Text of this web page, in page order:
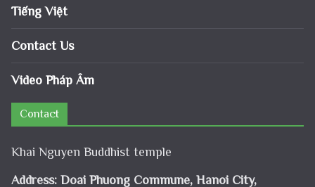
Tiếng Việt
Contact Us
Video Pháp Âm
Contact
Khai Nguyen Buddhist temple
Address: Doai Phuong Commune, Hanoi City,